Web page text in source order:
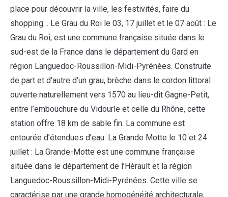
place pour découvrir la ville, les festivités, faire du
shopping… Le Grau du Roi le 03, 17 juillet et le 07 août : Le
Grau du Roi, est une commune française située dans le
sud-est de la France dans le département du Gard en
région Languedoc-Roussillon-Midi-Pyrénées. Construite
de part et d’autre d’un grau, brèche dans le cordon littoral
ouverte naturellement vers 1570 au lieu-dit Gagne-Petit,
entre l’embouchure du Vidourle et celle du Rhône, cette
station offre 18 km de sable fin. La commune est
entourée d’étendues d’eau. La Grande Motte le 10 et 24
juillet : La Grande-Motte est une commune française
située dans le département de l’Hérault et la région
Languedoc-Roussillon-Midi-Pyrénées. Cette ville se
caractérise par une grande homogénéité architecturale,